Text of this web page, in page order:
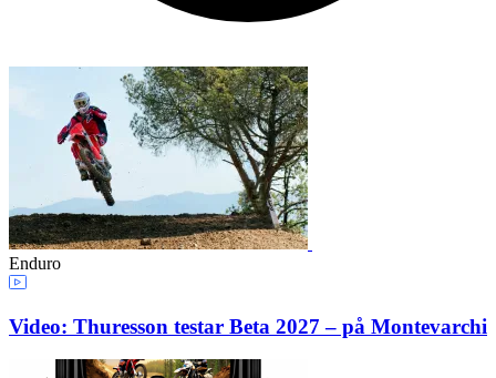
Enduro
Video: Thuresson testar Beta 2027 – på Montevarchi